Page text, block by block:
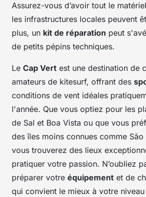
Assurez-vous d’avoir tout le
les infrastructures locales peuvent
plus, un kit de réparation peut
de petits pépins techniques.
Le Cap Vert est une destination de
amateurs de kitesurf, offrant des
conditions de vent idéales
l'année. Que vous optiez pour les
de Sal et Boa Vista ou que vous
des îles moins connues comme
vous trouverez des lieux
pratiquer votre passion. N’oubliez
préparer votre équipement et de
qui convient le mieux à votre